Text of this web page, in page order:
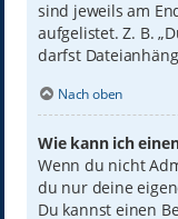
sind jeweils am
aufgelistet. Z. B.
darfst
Nach oben
Wie kann ich
Wenn du nicht
du nur deine
Du kannst einen